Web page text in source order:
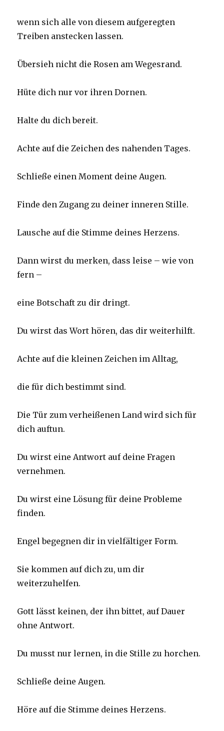
wenn sich alle von diesem aufgeregten
Treiben anstecken lassen.
Übersieh nicht die Rosen am Wegesrand.
Hüte dich nur vor ihren Dornen.
Halte du dich bereit.
Achte auf die Zeichen des nahenden Tages.
Schließe einen Moment deine Augen.
Finde den Zugang zu deiner inneren Stille.
Lausche auf die Stimme deines Herzens.
Dann wirst du merken, dass leise – wie von
fern –
eine Botschaft zu dir dringt.
Du wirst das Wort hören, das dir weiterhilft.
Achte auf die kleinen Zeichen im Alltag,
die für dich bestimmt sind.
Die Tür zum verheißenen Land wird sich für
dich auftun.
Du wirst eine Antwort auf deine Fragen
vernehmen.
Du wirst eine Lösung für deine Probleme
finden.
Engel begegnen dir in vielfältiger Form.
Sie kommen auf dich zu, um dir
weiterzuhelfen.
Gott lässt keinen, der ihn bittet, auf Dauer
ohne Antwort.
Du musst nur lernen, in die Stille zu horchen.
Schließe deine Augen.
Höre auf die Stimme deines Herzens.